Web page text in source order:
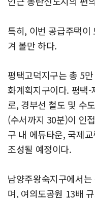
특히, 이번 공급주택
겨 볼만 하다.
평택고덕지구는 총 5
화계획지구이다. 평택
로, 경부선 철도 및 수
(수서까지 30분)이 인
구 내 에듀타운, 국제
조성될 예정이다.
남양주왕숙지구에서
며, 여의도공원 13배